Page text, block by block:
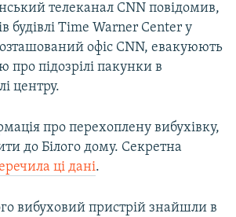
телеканал CNN повідомив,
будівлі Time Warner Center у
офіс CNN, евакуюють
про підозрілі пакунки в
центру.
про перехоплену вибухівку,
до Білого дому. Секретна
ці дані.
вибуховий пристрій знайшли в